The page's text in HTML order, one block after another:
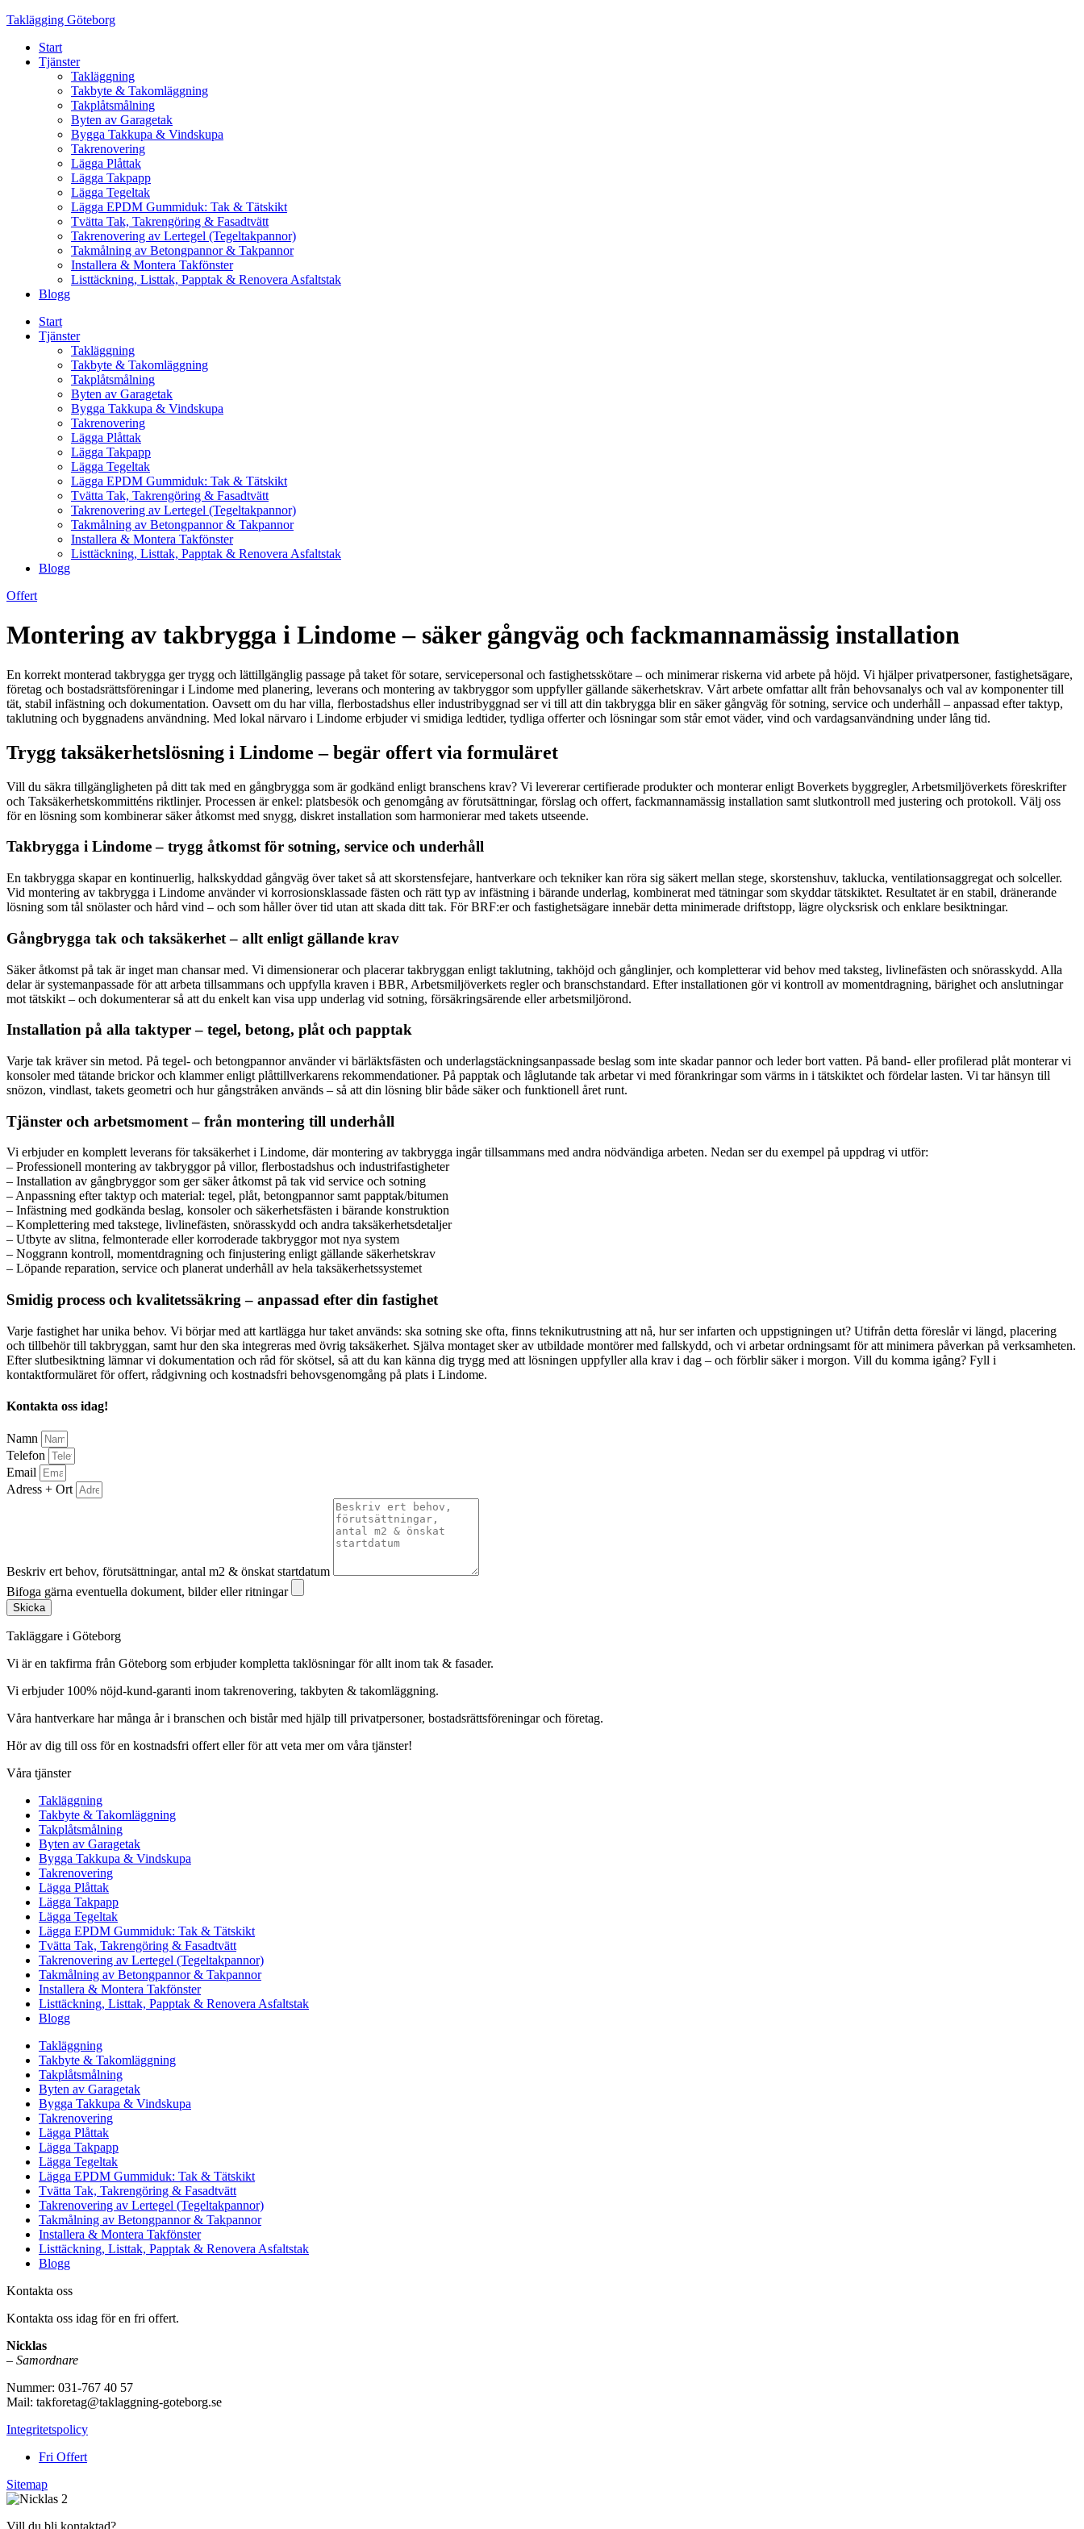
Skip
content
Taklägging Göteborg
Start
Tjänster
Takläggning
Takbyte & Takomläggning
Takplåtsmålning
Byten av Garagetak
Bygga Takkupa & Vindskupa
Takrenovering
Lägga Plåttak
Lägga Takpapp
Lägga Tegeltak
Lägga EPDM Gummiduk: Tak & Tätskikt
Tvätta Tak, Takrengöring & Fasadtvätt
Takrenovering av Lertegel (Tegeltakpannor)
Takmålning av Betongpannor & Takpannor
Installera & Montera Takfönster
Listtäckning, Listtak, Papptak & Renovera Asfaltstak
Blogg
Start
Tjänster
Takläggning
Takbyte & Takomläggning
Takplåtsmålning
Byten av Garagetak
Bygga Takkupa & Vindskupa
Takrenovering
Lägga Plåttak
Lägga Takpapp
Lägga Tegeltak
Lägga EPDM Gummiduk: Tak & Tätskikt
Tvätta Tak, Takrengöring & Fasadtvätt
Takrenovering av Lertegel (Tegeltakpannor)
Takmålning av Betongpannor & Takpannor
Installera & Montera Takfönster
Listtäckning, Listtak, Papptak & Renovera Asfaltstak
Blogg
Offert
Montering av takbrygga i Lindome – säker gångväg och fackmannamässig installation
En korrekt monterad takbrygga ger trygg och lättillgänglig passage på taket för sotare, servicepersonal och fastighetsskötare – och minimerar riskerna vid arbete på höjd. Vi hjälper privatpersoner, fastighetsägare,
företag och bostadsrättsföreningar i Lindome med planering, leverans och montering av takbryggor som uppfyller gällande säkerhetskrav. Vårt arbete omfattar allt från behovsanalys och val av komponenter till
tät, stabil infästning och dokumentation. Oavsett om du har villa, flerbostadshus eller industribyggnad ser vi till att din takbrygga blir en säker gångväg för sotning, service och underhåll – anpassad efter taktyp,
taklutning och byggnadens användning. Med lokal närvaro i Lindome erbjuder vi smidiga ledtider, tydliga offerter och lösningar som står emot väder, vind och vardagsanvändning under lång tid.
Trygg taksäkerhetslösning i Lindome – begär offert via formuläret
Vill du säkra tillgängligheten på ditt tak med en gångbrygga som är godkänd enligt branschens krav? Vi levererar certifierade produkter och monterar enligt Boverkets byggregler, Arbetsmiljöverkets föreskrifter
och Taksäkerhetskommitténs riktlinjer. Processen är enkel: platsbesök och genomgång av förutsättningar, förslag och offert, fackmannamässig installation samt slutkontroll med justering och protokoll. Välj oss
för en lösning som kombinerar säker åtkomst med snygg, diskret installation som harmonierar med takets utseende.
Takbrygga i Lindome – trygg åtkomst för sotning, service och underhåll
En takbrygga skapar en kontinuerlig, halkskyddad gångväg över taket så att skorstensfejare, hantverkare och tekniker kan röra sig säkert mellan stege, skorstenshuv, taklucka, ventilationsaggregat och solceller.
Vid montering av takbrygga i Lindome använder vi korrosionsklassade fästen och rätt typ av infästning i bärande underlag, kombinerat med tätningar som skyddar tätskiktet. Resultatet är en stabil, dränerande
lösning som tål snölaster och hård vind – och som håller över tid utan att skada ditt tak. För BRF:er och fastighetsägare innebär detta minimerade driftstopp, lägre olycksrisk och enklare besiktningar.
Gångbrygga tak och taksäkerhet – allt enligt gällande krav
Säker åtkomst på tak är inget man chansar med. Vi dimensionerar och placerar takbryggan enligt taklutning, takhöjd och gånglinjer, och kompletterar vid behov med taksteg, livlinefästen och snörasskydd. Alla
delar är systemanpassade för att arbeta tillsammans och uppfylla kraven i BBR, Arbetsmiljöverkets regler och branschstandard. Efter installationen gör vi kontroll av momentdragning, bärighet och anslutningar
mot tätskikt – och dokumenterar så att du enkelt kan visa upp underlag vid sotning, försäkringsärende eller arbetsmiljörond.
Installation på alla taktyper – tegel, betong, plåt och papptak
Varje tak kräver sin metod. På tegel- och betongpannor använder vi bärläktsfästen och underlagstäckningsanpassade beslag som inte skadar pannor och leder bort vatten. På band- eller profilerad plåt monterar vi
konsoler med tätande brickor och klammer enligt plåttillverkarens rekommendationer. På papptak och låglutande tak arbetar vi med förankringar som värms in i tätskiktet och fördelar lasten. Vi tar hänsyn till
snözon, vindlast, takets geometri och hur gångstråken används – så att din lösning blir både säker och funktionell året runt.
Tjänster och arbetsmoment – från montering till underhåll
Vi erbjuder en komplett leverans för taksäkerhet i Lindome, där montering av takbrygga ingår tillsammans med andra nödvändiga arbeten. Nedan ser du exempel på uppdrag vi utför:
– Professionell montering av takbryggor på villor, flerbostadshus och industrifastigheter
– Installation av gångbryggor som ger säker åtkomst på tak vid service och sotning
– Anpassning efter taktyp och material: tegel, plåt, betongpannor samt papptak/bitumen
– Infästning med godkända beslag, konsoler och säkerhetsfästen i bärande konstruktion
– Komplettering med takstege, livlinefästen, snörasskydd och andra taksäkerhetsdetaljer
– Utbyte av slitna, felmonterade eller korroderade takbryggor mot nya system
– Noggrann kontroll, momentdragning och finjustering enligt gällande säkerhetskrav
– Löpande reparation, service och planerat underhåll av hela taksäkerhetssystemet
Smidig process och kvalitetssäkring – anpassad efter din fastighet
Varje fastighet har unika behov. Vi börjar med att kartlägga hur taket används: ska sotning ske ofta, finns teknikutrustning att nå, hur ser infarten och uppstigningen ut? Utifrån detta föreslår vi längd, placering
och tillbehör till takbryggan, samt hur den ska integreras med övrig taksäkerhet. Själva montaget sker av utbildade montörer med fallskydd, och vi arbetar ordningsamt för att minimera påverkan på verksamheten.
Efter slutbesiktning lämnar vi dokumentation och råd för skötsel, så att du kan känna dig trygg med att lösningen uppfyller alla krav i dag – och förblir säker i morgon. Vill du komma igång? Fyll i
kontaktformuläret för offert, rådgivning och kostnadsfri behovsgenomgång på plats i Lindome.
Kontakta oss idag!
Namn
Telefon
Email
Adress + Ort
Beskriv ert behov, förutsättningar, antal m2 & önskat startdatum
Bifoga gärna eventuella dokument, bilder eller ritningar
Skicka
Takläggare i Göteborg
Vi är en takfirma från Göteborg som erbjuder kompletta taklösningar för allt inom tak & fasader.
Vi erbjuder 100% nöjd-kund-garanti inom takrenovering, takbyten & takomläggning.
Våra hantverkare har många år i branschen och bistår med hjälp till privatpersoner, bostadsrättsföreningar och företag.
Hör av dig till oss för en kostnadsfri offert eller för att veta mer om våra tjänster!
Våra tjänster
Takläggning
Takbyte & Takomläggning
Takplåtsmålning
Byten av Garagetak
Bygga Takkupa & Vindskupa
Takrenovering
Lägga Plåttak
Lägga Takpapp
Lägga Tegeltak
Lägga EPDM Gummiduk: Tak & Tätskikt
Tvätta Tak, Takrengöring & Fasadtvätt
Takrenovering av Lertegel (Tegeltakpannor)
Takmålning av Betongpannor & Takpannor
Installera & Montera Takfönster
Listtäckning, Listtak, Papptak & Renovera Asfaltstak
Blogg
Takläggning
Takbyte & Takomläggning
Takplåtsmålning
Byten av Garagetak
Bygga Takkupa & Vindskupa
Takrenovering
Lägga Plåttak
Lägga Takpapp
Lägga Tegeltak
Lägga EPDM Gummiduk: Tak & Tätskikt
Tvätta Tak, Takrengöring & Fasadtvätt
Takrenovering av Lertegel (Tegeltakpannor)
Takmålning av Betongpannor & Takpannor
Installera & Montera Takfönster
Listtäckning, Listtak, Papptak & Renovera Asfaltstak
Blogg
Kontakta oss
Kontakta oss idag för en fri offert.
Nicklas
– Samordnare
Nummer: 031-767 40 57
Mail: takforetag@taklaggning-goteborg.se
Integritetspolicy
Fri Offert
Sitemap